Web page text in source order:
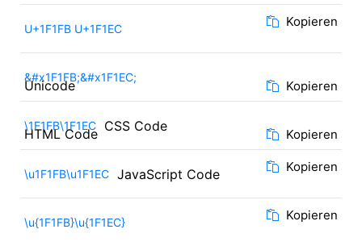
Kopieren
U+1F1FB U+1F1EC
Unicode Kopieren
&#x1F1FB;&#x1F1EC;
HTML Code Kopieren
\1F1FB\1F1EC CSS Code
Kopieren
\u1F1FB\u1F1EC JavaScript Code
Kopieren
\u{1F1FB}\u{1F1EC}